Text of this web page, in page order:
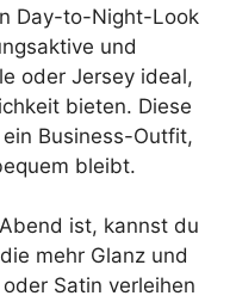
Day-to-Night-Look
und
oder Jersey ideal,
bieten. Diese
Business-Outfit,
bleibt.
ist, kannst du
mehr Glanz und
Satin verleihen